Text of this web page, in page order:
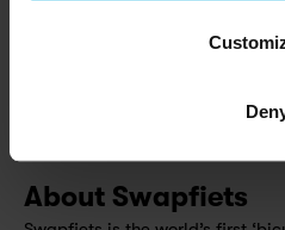
About Swapfiets